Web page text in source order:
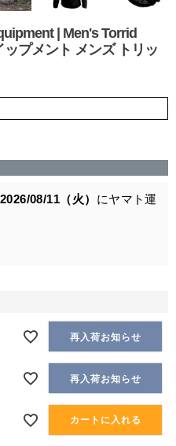
| Men's Torrid
プメント メンズ トリッ
2026/08/11（火） にヤマト運
再入荷お知らせ
再入荷お知らせ
カートに入れる